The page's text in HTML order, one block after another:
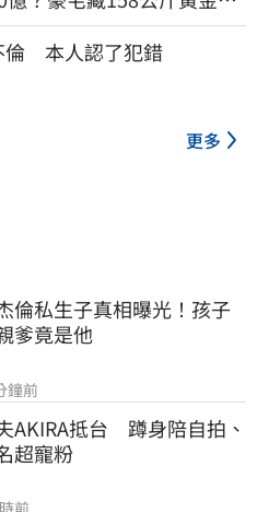
倫 本人認了犯錯
更多
倫私生子真相曝光！孩子
爹竟是他
鐘前
AKIRA抵台　蹲身陪自拍、
超寵粉